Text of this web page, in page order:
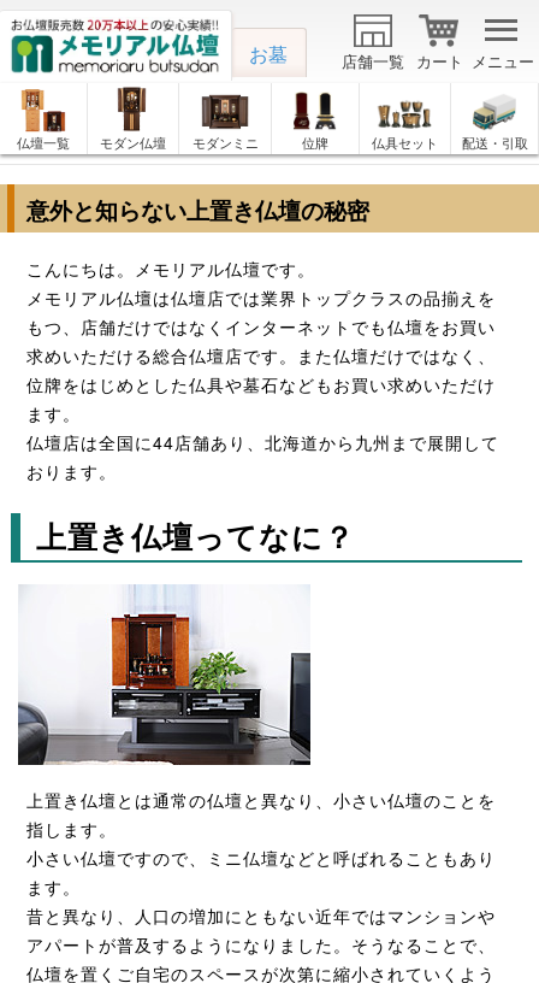
お墓 メニュー
カート
店舗一覧
仏壇一覧 モダン仏壇 モダンミニ 位牌 仏具セット 配送・引取
意外と知らない上置き仏壇の秘密
こんにちは。メモリアル仏壇です。
メモリアル仏壇は仏壇店では業界トップクラスの品揃えを
もつ、店舗だけではなくインターネットでも仏壇をお買い
求めいただける総合仏壇店です。また仏壇だけではなく、
位牌をはじめとした仏具や墓石などもお買い求めいただけ
ます。
仏壇店は全国に44店舗あり、北海道から九州まで展開して
おります。
上置き仏壇ってなに？
上置き仏壇とは通常の仏壇と異なり、小さい仏壇のことを
指します。
小さい仏壇ですので、ミニ仏壇などと呼ばれることもあり
ます。
昔と異なり、人口の増加にともない近年ではマンションや
アパートが普及するようになりました。そうなることで、
仏壇を置くご自宅のスペースが次第に縮小されていくよう